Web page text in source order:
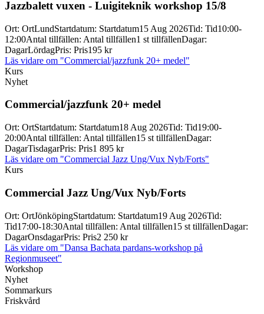
Jazzbalett vuxen - Luigiteknik workshop 15/8
Ort: OrtLundStartdatum: Startdatum15 Aug 2026Tid: Tid10:00-
12:00Antal tillfällen: Antal tillfällen1 st tillfällenDagar:
DagarLördagPris: Pris195 kr
Läs vidare om "Commercial/jazzfunk 20+ medel"
Kurs
Nyhet
Commercial/jazzfunk 20+ medel
Ort: OrtStartdatum: Startdatum18 Aug 2026Tid: Tid19:00-
20:00Antal tillfällen: Antal tillfällen15 st tillfällenDagar:
DagarTisdagarPris: Pris1 895 kr
Läs vidare om "Commercial Jazz Ung/Vux Nyb/Forts"
Kurs
Commercial Jazz Ung/Vux Nyb/Forts
Ort: OrtJönköpingStartdatum: Startdatum19 Aug 2026Tid:
Tid17:00-18:30Antal tillfällen: Antal tillfällen15 st tillfällenDagar:
DagarOnsdagarPris: Pris2 250 kr
Läs vidare om "Dansa Bachata pardans-workshop på
Regionmuseet"
Workshop
Nyhet
Sommarkurs
Friskvård